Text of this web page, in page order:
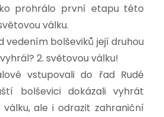
prohrálo první etapu této
válku.
vedením bolševiků její druhou
2. světovou válku!
vstupovali do řad Rudé
bolševici dokázali vyhrát
válku, ale i odrazit zahraniční